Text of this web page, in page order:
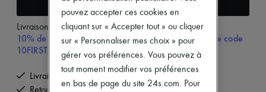
Sweatshirts
Chaussures
Tous les produits
Sandales & Mules
Ballerines
Livraison à partir demercredi 12 août
10% de remise sur votre première commande, avec le code
10FIRST, à partir de $600 CAD d'achat.
Livraison offerte à partir de 600 $ d'achats
pouvez accepter ces cookies en
cliquant sur « Accepter tout » ou cliquer
sur « Personnaliser mes choix » pour
gérer vos préférences. Vous pouvez à
tout moment modifier vos préférences
en bas de page du site 24s.com. Pour